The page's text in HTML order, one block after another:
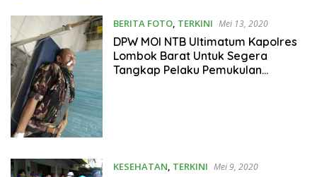
BERITA FOTO, TERKINI Mei 13, 2020
DPW MOI NTB Ultimatum Kapolres
Lombok Barat Untuk Segera
Tangkap Pelaku Pemukulan
KESEHATAN, TERKINI Mei 9, 2020